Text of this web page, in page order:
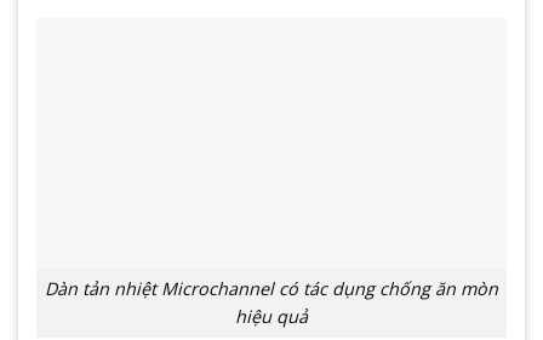
Dàn tản nhiệt Microchannel có tác dụng chống ăn mòn
hiệu quả